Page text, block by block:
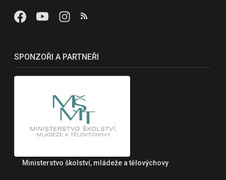
SPONZOŘI A PARTNEŘI
Ministerstvo školství, mládeže a tělovýchovy